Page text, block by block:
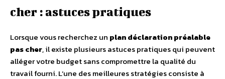
cher : astuces pratiques
Lorsque vous recherchez un plan déclaration préalable
pas cher, il existe plusieurs astuces pratiques qui peuvent
alléger votre budget sans compromettre la qualité du
travail fourni. L’une des meilleures stratégies consiste à